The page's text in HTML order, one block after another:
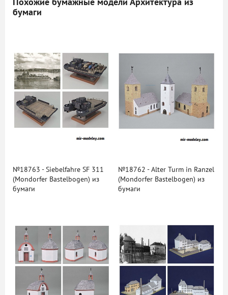
бумаги
№18763 - Siebelfahre SF 311
(Mondorfer Bastelbogen) из
бумаги
№18762 - Alter Turm in Ranzel
(Mondorfer Bastelbogen) из
бумаги